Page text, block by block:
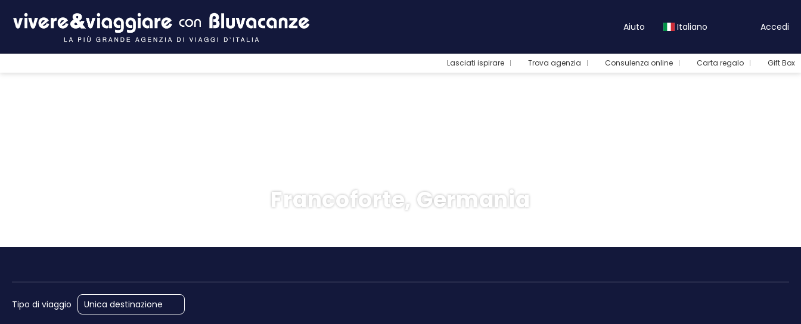
Aiuto Italiano Accedi
Lasciati ispirare Trova agenzia Consulenza online Carta regalo Gift Box
Francoforte, Germania
Tipo di viaggio